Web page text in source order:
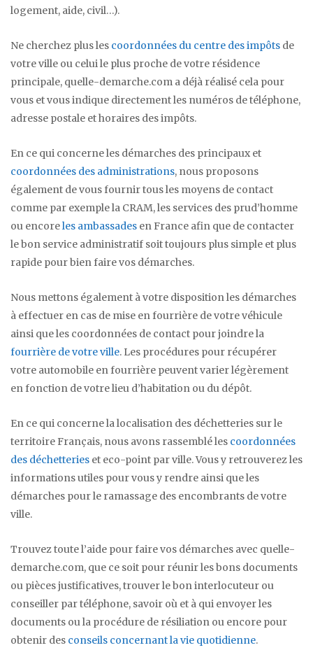
logement, aide, civil…).
Ne cherchez plus les coordonnées du centre des impôts de
votre ville ou celui le plus proche de votre résidence
principale, quelle-demarche.com a déjà réalisé cela pour
vous et vous indique directement les numéros de téléphone,
adresse postale et horaires des impôts.
En ce qui concerne les démarches des principaux et
coordonnées des administrations, nous proposons
également de vous fournir tous les moyens de contact
comme par exemple la CRAM, les services des prud’homme
ou encoreles ambassades en France afin que de contacter
le bon service administratif soit toujours plus simple et plus
rapide pour bien faire vos démarches.
Nous mettons également à votre disposition les démarches
à effectuer en cas de mise en fourrière de votre véhicule
ainsi que les coordonnées de contact pour joindre la
fourrière de votre ville. Les procédures pour récupérer
votre automobile en fourrière peuvent varier légèrement
en fonction de votre lieu d’habitation ou du dépôt.
En ce qui concerne la localisation des déchetteries sur le
territoire Français, nous avons rassemblé les coordonnées
des déchetteries et eco-point par ville. Vous y retrouverez les
informations utiles pour vous y rendre ainsi que les
démarches pour le ramassage des encombrants de votre
ville.
Trouvez toute l’aide pour faire vos démarches avec quelle-
demarche.com, que ce soit pour réunir les bons documents
ou pièces justificatives, trouver le bon interlocuteur ou
conseiller par téléphone, savoir où et à qui envoyer les
documents ou la procédure de résiliation ou encore pour
obtenir des conseils concernant la vie quotidienne.